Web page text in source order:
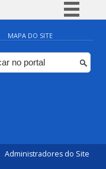
Simplifique!
Comunica BR
Participe
MAPA DO SITE
Administradores do Site